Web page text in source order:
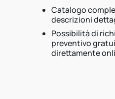
Catalogo
descrizioni
Possibilità di
preventivo
direttamente